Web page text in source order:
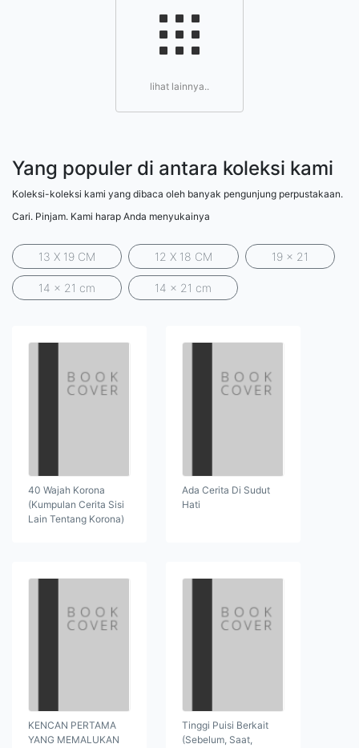
lihat lainnya..
Yang populer di antara koleksi kami
Koleksi-koleksi kami yang dibaca oleh banyak pengunjung perpustakaan.
Cari. Pinjam. Kami harap Anda menyukainya
13 X 19 CM 12 X 18 CM 19 x 21
14 x 21 cm 14 x 21 cm
40 Wajah Korona
(Kumpulan Cerita Sisi
Lain Tentang Korona)
Ada Cerita Di Sudut
Hati
KENCAN PERTAMA
YANG MEMALUKAN
Tinggi Puisi Berkait
(Sebelum, Saat,